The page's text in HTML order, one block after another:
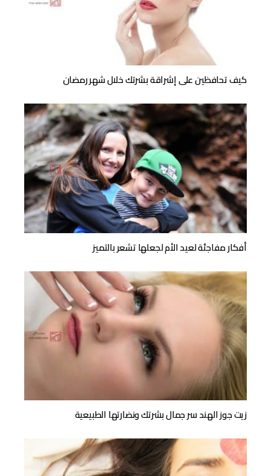
كيف تحافظين على إشراقة بشرتك خلال شهر رمضان
أفكار مفاجئة لعيد الأم لجعلها تشعر بالتميز
زيت جوز الهند سر جمال بشرتك ونضارتها الطبيعية